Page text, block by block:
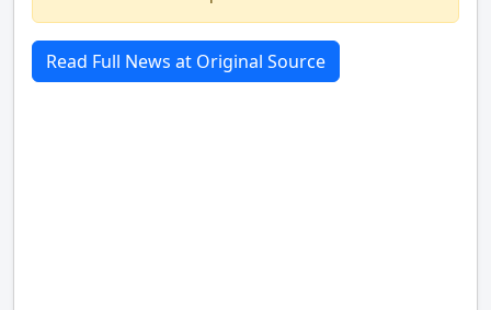
Read Full News at Original Source